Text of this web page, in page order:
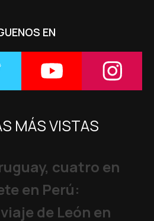
EN
MÁS VISTAS
cuatro en
en Perú:
de León en